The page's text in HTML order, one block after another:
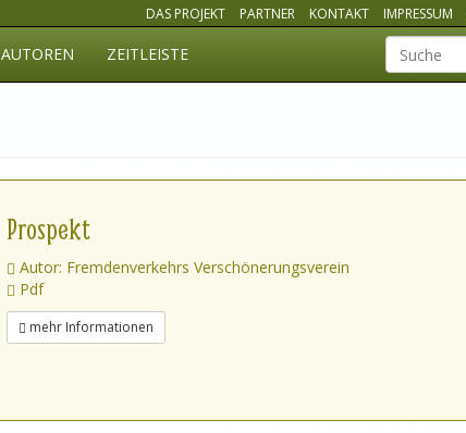
DAS PROJEKT PARTNER KONTAKT IMPRESSUM
AUTOREN ZEITLEISTE Suchbegriff
Prospekt
Autor: Fremdenverkehrs Verschönerungsverein
Pdf
mehr Informationen